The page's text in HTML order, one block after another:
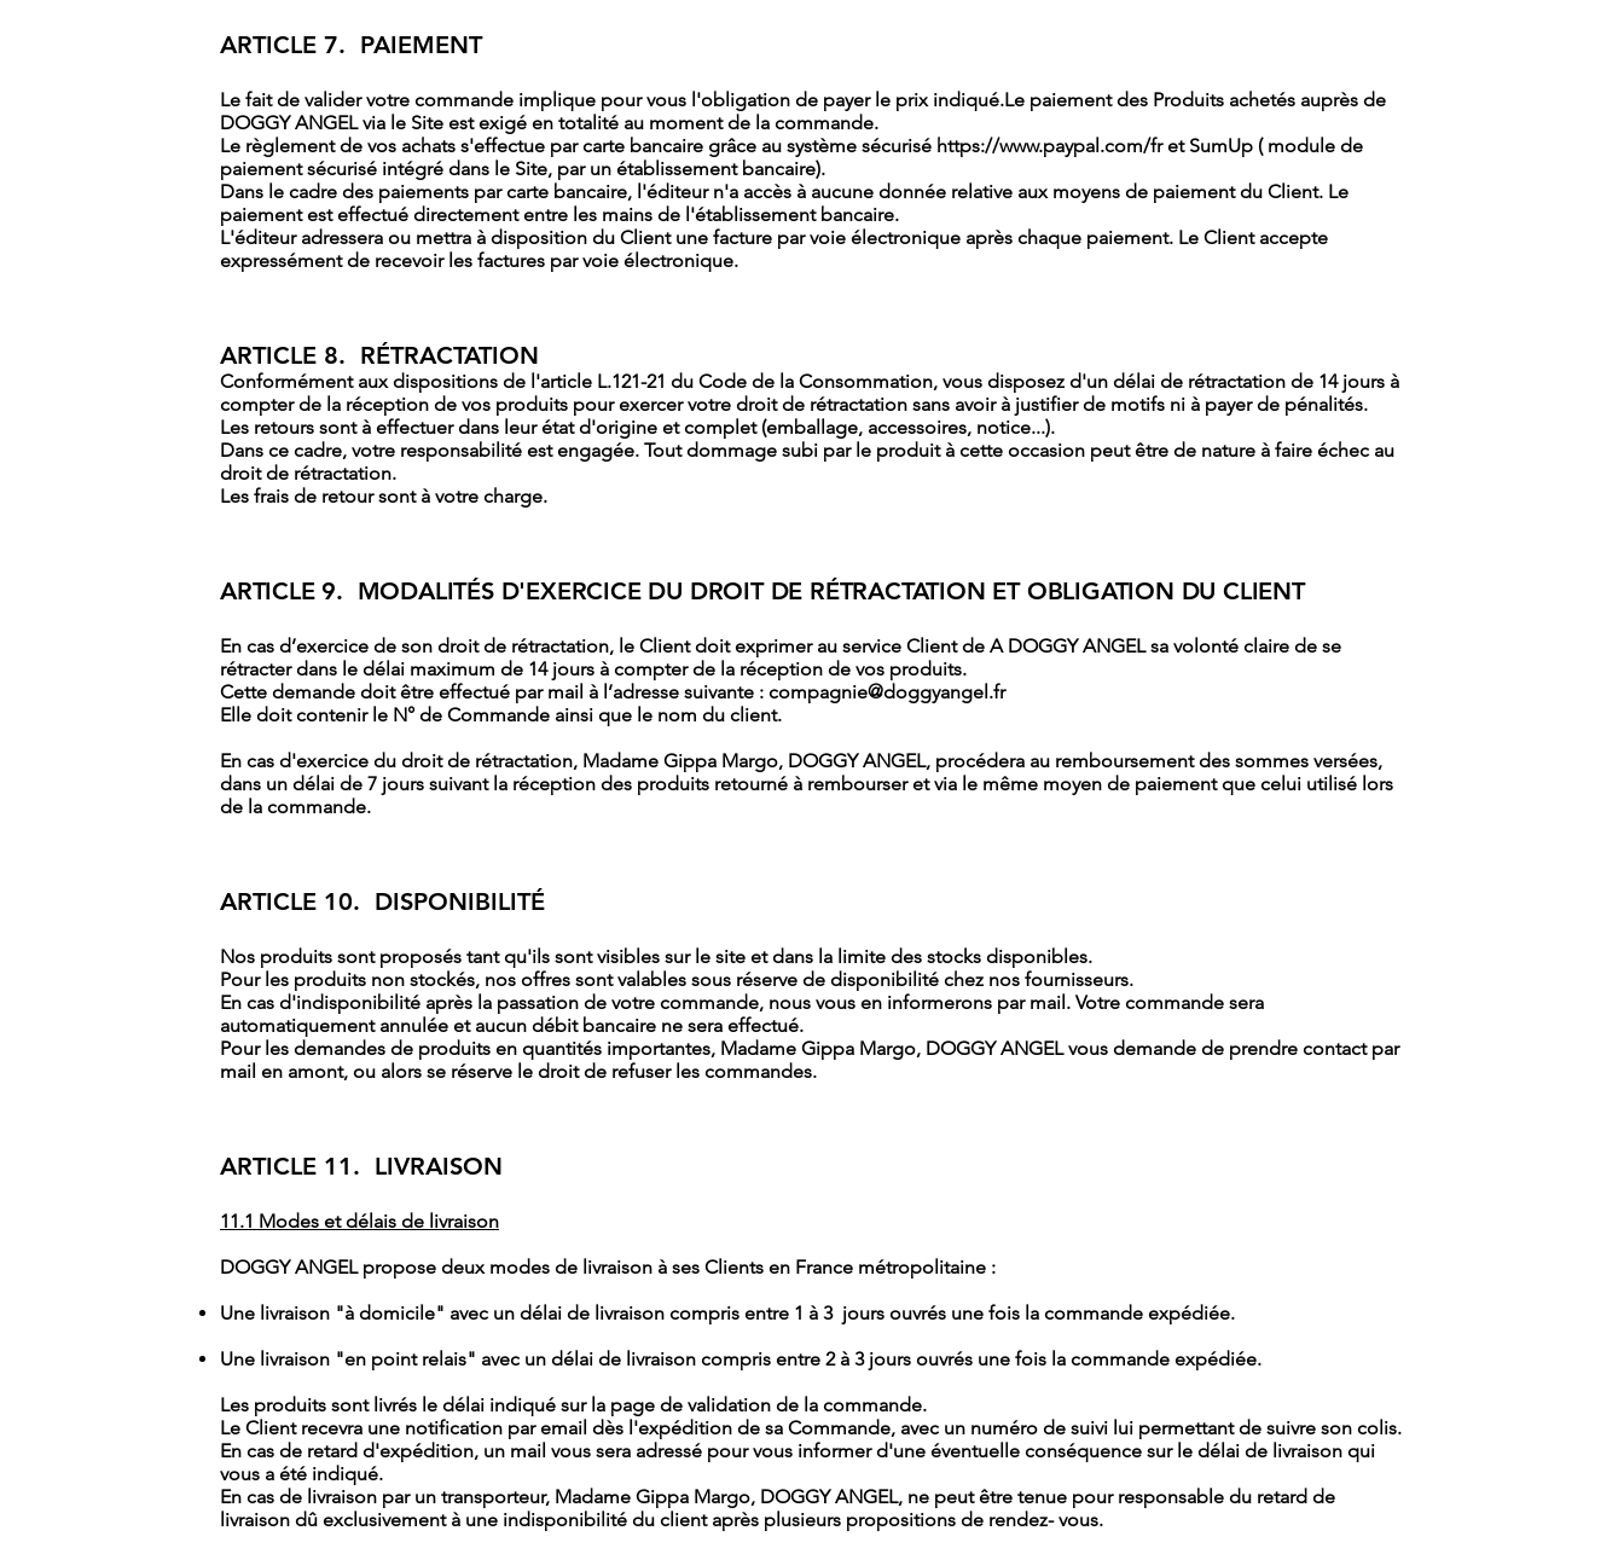
ARTICLE 7. PAIEMENT
Le fait de valider votre commande implique pour vous l'obligation de payer le prix indiqué.Le paiement des Produits achetés auprès de
DOGGY ANGEL via le Site est exigé en totalité au moment de la commande.
Le règlement de vos achats s'effectue par carte bancaire grâce au système sécurisé https://www.paypal.com/fret SumUp ( module de
paiement sécurisé intégré dans le Site, par un établissement bancaire).
Dans le cadre des paiements par carte bancaire, l'éditeur n'a accès à aucune donnée relative aux moyens de paiement du Client. Le
paiement est effectué directement entre les mains de l'établissement bancaire.
L'éditeur adressera ou mettra à disposition du Client une facture par voie électronique après chaque paiement. Le Client accepte
expressément de recevoir les factures par voie électronique.
ARTICLE 8. RÉTRACTATION
Conformément aux dispositions de l'article L.121-21 du Code de la Consommation, vous disposez d'un délai de rétractation de 14 jours à
compter de la réception de vos produits pour exercer votre droit de rétractation sans avoir à justifier de motifs ni à payer de pénalités.
Les retours sont à effectuer dans leur état d'origine et complet (emballage, accessoires, notice...).
Dans ce cadre, votre responsabilité est engagée. Tout dommage subi par le produit à cette occasion peut être de nature à faire échec au
droit de rétractation.
Les frais de retour sont à votre charge.
ARTICLE 9. MODALITÉS D'EXERCICE DU DROIT DE RÉTRACTATION ET OBLIGATION DU CLIENT
En cas d’exercice de son droit de rétractation, le Client doit exprimer au service Client de A DOGGY ANGEL sa volonté claire de se
rétracter dans le délai maximum de 14 jours à compter de la réception de vos produits.
Cette demande doit être effectué par mail à l’adresse suivante : compagnie@doggyangel.fr
Elle doit contenir le N° de Commande ainsi que le nom du client.
En cas d'exercice du droit de rétractation, Madame Gippa Margo, DOGGY ANGEL, procédera au remboursement des sommes versées,
dans un délai de 7 jours suivant la réception des produits retourné à rembourser et via le même moyen de paiement que celui utilisé lors
de la commande.
ARTICLE 10. DISPONIBILITÉ
Nos produits sont proposés tant qu'ils sont visibles sur le site et dans la limite des stocks disponibles.
Pour les produits non stockés, nos offres sont valables sous réserve de disponibilité chez nos fournisseurs.
En cas d'indisponibilité après la passation de votre commande, nous vous en informerons par mail. Votre commande sera
automatiquement annulée et aucun débit bancaire ne sera effectué.
Pour les demandes de produits en quantités importantes, Madame Gippa Margo, DOGGY ANGEL vous demande de prendre contact par
mail en amont, ou alors se réserve le droit de refuser les commandes.
ARTICLE 11. LIVRAISON
11.1 Modes et délais de livraison
DOGGY ANGEL propose deux modes de livraison à ses Clients en France métropolitaine :
Une livraison "à domicile" avec un délai de livraison compris entre 1 à 3 jours ouvrés une fois la commande expédiée.
Une livraison "en point relais" avec un délai de livraison compris entre 2 à 3 jours ouvrés une fois la commande expédiée.
Les produits sont livrés le délai indiqué sur la page de validation de la commande.
Le Client recevra une notification par email dès l'expédition de sa Commande, avec un numéro de suivi lui permettant de suivre son colis.
En cas de retard d'expédition, un mail vous sera adressé pour vous informer d'une éventuelle conséquence sur le délai de livraison qui
vous a été indiqué.
En cas de livraison par un transporteur, Madame Gippa Margo, DOGGY ANGEL, ne peut être tenue pour responsable du retard de
livraison dû exclusivement à une indisponibilité du client après plusieurs propositions de rendez- vous.